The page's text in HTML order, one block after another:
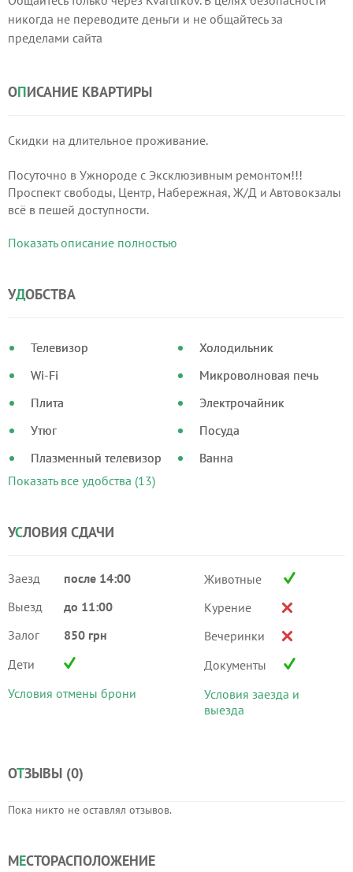
никогда не переводите деньги и не общайтесь за
пределами сайта
ОПИСАНИЕ КВАРТИРЫ
Скидки на длительное проживание.
Посуточно в Ужнороде с Эксклюзивным ремонтом!!!
Проспект свободы, Центр, Набережная, Ж/Д и Автовокзалы
всё в пешей доступности.
Современный интнрьер, качественная мебель. Вы всегда
Показать описание полностью
УДОБСТВА
Телевизор
Wi-Fi
Плита
Утюг
Плазменный телевизор
Холодильник
Микроволновая печь
Электрочайник
Посуда
Ванна
Показать все удобства (13)
УСЛОВИЯ СДАЧИ
Заезд
после 14:00
Выезд
до 11:00
Залог
850 грн
Дети
Условия отмены брони
Животные
Курение
Вечеринки
Документы
Условия заезда и
выезда
ОТЗЫВЫ (0)
Пока никто не оставлял отзывов.
МЕСТОРАСПОЛОЖЕНИЕ